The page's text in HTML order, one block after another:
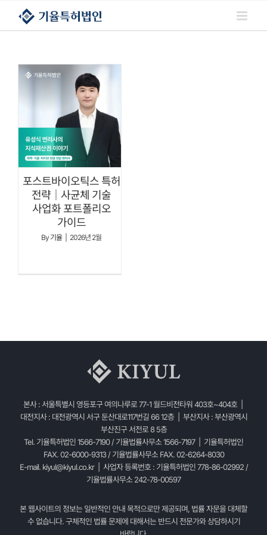
콘텐츠로
건너뛰기
포스트바이오틱스 특허
전략｜사균체 기술
사업화 포트폴리오
가이드
By기율 2026년 2월
본사 : 서울특별시 영등포구 여의나루로 77-1 월드비전타워 403호~404호 |
대전지사 : 대전광역시 서구 둔산대로117번길 66 12층 | 부산지사 : 부산광역시
부산진구 서전로 8 5층
Tel. 기율특허법인 1566-7190 / 기율법률사무소 1566-7197 | 기율특허법인
FAX. 02-6000-9313 / 기율법률사무소 FAX. 02-6264-8030
E-mail. kiyul@kiyul.co.kr| 사업자 등록번호 : 기율특허법인 778-86-02992 /
기율법률사무소 242-78-00597
본 웹사이트의 정보는 일반적인 안내 목적으로만 제공되며, 법률 자문을 대체할
수 없습니다. 구체적인 법률 문제에 대해서는 반드시 전문가와 상담하시기